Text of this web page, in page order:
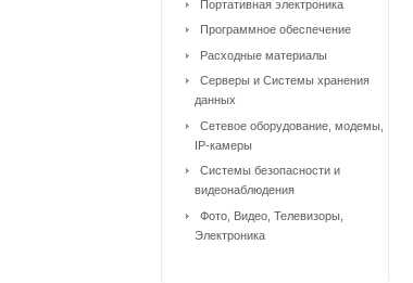
Портативная электроника
Программное обеспечение
Расходные материалы
Серверы и Системы хранения
данных
Сетевое оборудование, модемы,
IP-камеры
Системы безопасности и
видеонаблюдения
Фото, Видео, Телевизоры,
Электроника